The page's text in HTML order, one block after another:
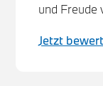
und Freude
Jetzt